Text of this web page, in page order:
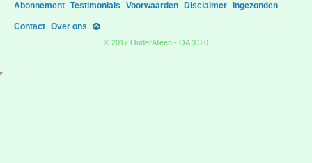
Abonnement Testimonials Voorwaarden Disclaimer Ingezonden
Contact Over ons
© 2017 OuderAlleen - OA 3.3.0